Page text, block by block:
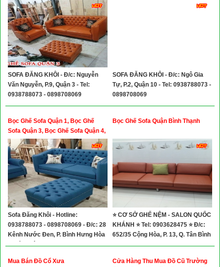
SOFA ĐĂNG KHÔI - Đ/c: Nguyễn
Văn Nguyễn, P.9, Quận 3 - Tel:
0938788073 - 0898708069
SOFA ĐĂNG KHÔI - Đ/c: Ngô Gia
Tự, P.2, Quận 10 - Tel: 0938788073 -
0898708069
Bọc Ghế Sofa Quận 1, Bọc Ghế
Sofa Quận 3, Bọc Ghế Sofa Quận 4,
Bọc Ghế Sofa Quận 5, Bọc Ghế
Sofa Quận 7
Sofa Đăng Khôi - Hotline:
0938788073 - 0898708069 - Đ/c: 28
Kênh Nước Đen, P. Bình Hưng Hòa
A, Bình Tân
Bọc Ghế Sofa Quận Bình Thạnh
⭐ CƠ SỞ GHẾ NỆM - SALON QUỐC
KHÁNH ⭐ Tel: 0903628475 ⭐ Đ/c:
652/35 Cộng Hòa, P. 13, Q. Tân Bình
Mua Bán Đồ Cổ Xưa
Cửa Hàng Thu Mua Đồ Cũ Trường